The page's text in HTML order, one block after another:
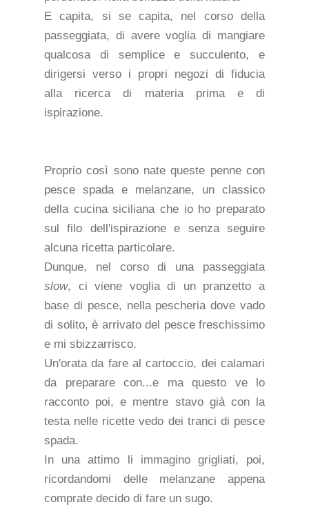
E capita, si se capita, nel corso della
passeggiata, di avere voglia di mangiare
qualcosa di semplice e succulento, e
dirigersi verso i propri negozi di fiducia
alla ricerca di materia prima e di
ispirazione.
Proprio così sono nate queste penne con
pesce spada e melanzane, un classico
della cucina siciliana che io ho preparato
sul filo dell'ispirazione e senza seguire
alcuna ricetta particolare.
Dunque, nel corso di una passeggiata
slow, ci viene voglia di un pranzetto a
base di pesce, nella pescheria dove vado
di solito, è arrivato del pesce freschissimo
e mi sbizzarrisco.
Un'orata da fare al cartoccio, dei calamari
da preparare con...e ma questo ve lo
racconto poi, e mentre stavo già con la
testa nelle ricette vedo dei tranci di pesce
spada.
In una attimo li immagino grigliati, poi,
ricordandomi delle melanzane appena
comprate decido di fare un sugo.